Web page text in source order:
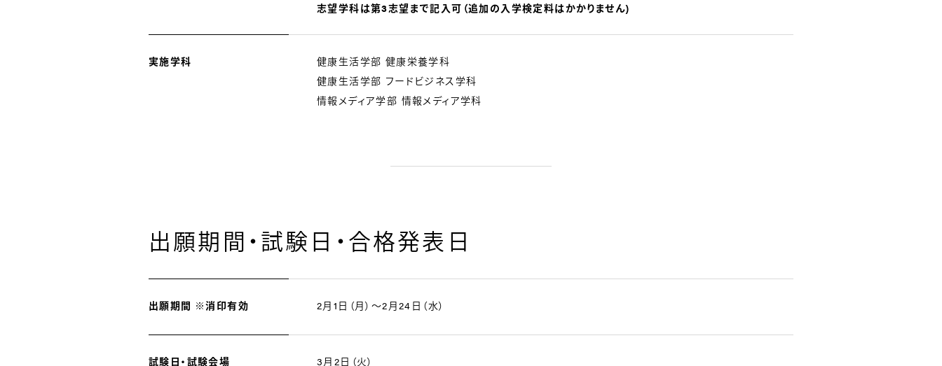
志望学科は第3志望まで記入可（追加の入学検定料はかかりません)
実施学科
健康生活学部 健康栄養学科
健康生活学部 フードビジネス学科
情報メディア学部 情報メディア学科
出願期間・試験日・合格発表日
出願期間 ※消印有効 2月1日（月）～2月24日（水）
試験日・試験会場
3月2日（火）